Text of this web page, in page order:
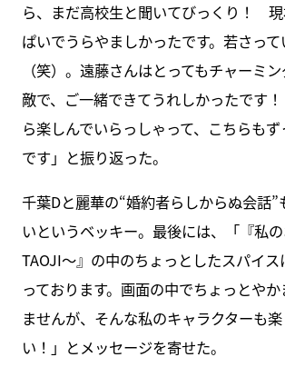
ら、まだ高校生と聞いてびっくり！
ぱいでうらやましかったです。若さっ
（笑）。遠藤さんはとってもチャーミ
敵で、ご一緒できてうれしかったです
ら楽しんでいらっしゃって、こちらも
です」と振り返った。
千葉Dと麗華の“婚約者らしからぬ会話”
いというベッキー。最後には、「『私
TAOJI～』の中のちょっとしたスパイ
っております。画面の中でちょっとや
ませんが、そんな私のキャラクターも
い！」とメッセージを寄せた。